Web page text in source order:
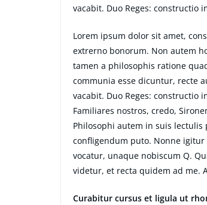
vacabit. Duo Reges: constructio
Lorem ipsum dolor sit amet,
extrerno bonorum. Non autem
tamen a philosophis ratione
communia esse dicuntur, recte
vacabit. Duo Reges: constructio
Familiares nostros, credo,
Philosophi autem in suis
confligendum puto. Nonne
vocatur, unaque nobiscum Q.
videtur, et recta quidem ad me.
Curabitur cursus et ligula ut